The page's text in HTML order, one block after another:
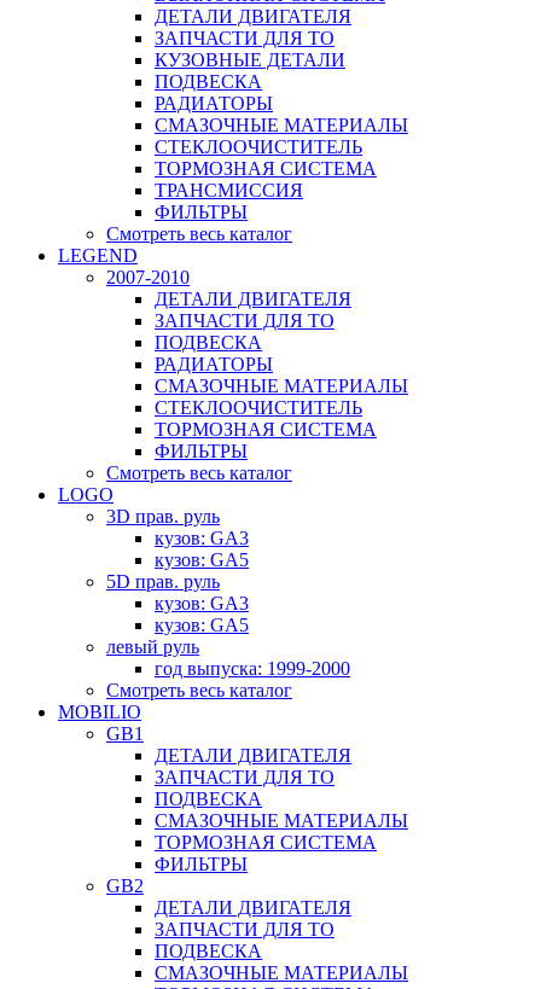
ДЕТАЛИ ДВИГАТЕЛЯ
ЗАПЧАСТИ ДЛЯ ТО
КУЗОВНЫЕ ДЕТАЛИ
ПОДВЕСКА
РАДИАТОРЫ
СМАЗОЧНЫЕ МАТЕРИАЛЫ
СТЕКЛООЧИСТИТЕЛЬ
ТОРМОЗНАЯ СИСТЕМА
ТРАНСМИССИЯ
ФИЛЬТРЫ
Смотреть весь каталог
LEGEND
2007-2010
ДЕТАЛИ ДВИГАТЕЛЯ
ЗАПЧАСТИ ДЛЯ ТО
ПОДВЕСКА
РАДИАТОРЫ
СМАЗОЧНЫЕ МАТЕРИАЛЫ
СТЕКЛООЧИСТИТЕЛЬ
ТОРМОЗНАЯ СИСТЕМА
ФИЛЬТРЫ
Смотреть весь каталог
LOGO
3D прав. руль
кузов: GA3
кузов: GA5
5D прав. руль
кузов: GA3
кузов: GA5
левый руль
год выпуска: 1999-2000
Смотреть весь каталог
MOBILIO
GB1
ДЕТАЛИ ДВИГАТЕЛЯ
ЗАПЧАСТИ ДЛЯ ТО
ПОДВЕСКА
СМАЗОЧНЫЕ МАТЕРИАЛЫ
ТОРМОЗНАЯ СИСТЕМА
ФИЛЬТРЫ
GB2
ДЕТАЛИ ДВИГАТЕЛЯ
ЗАПЧАСТИ ДЛЯ ТО
ПОДВЕСКА
СМАЗОЧНЫЕ МАТЕРИАЛЫ